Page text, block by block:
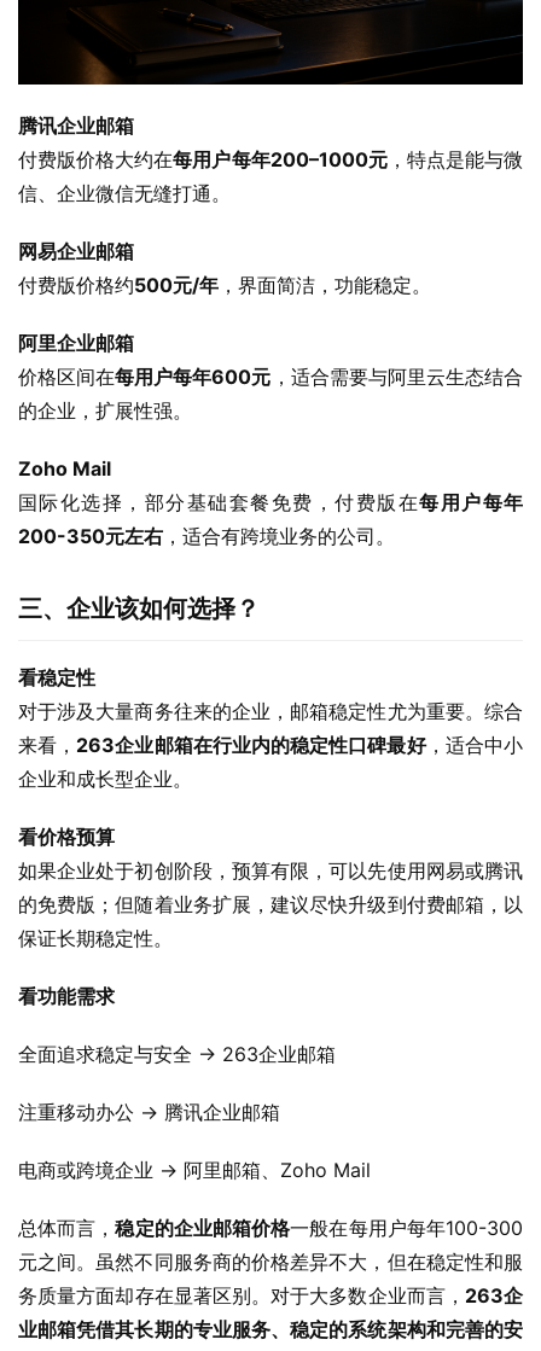
腾讯企业邮箱
付费版价格大约在每用户每年200–1000元，特点是能与微
信、企业微信无缝打通。
网易企业邮箱
付费版价格约500元/年 ，界面简洁，功能稳定。
阿里企业邮箱
价格区间在每用户每年600元 ，适合需要与阿里云生态结合
的企业，扩展性强。
Zoho Mail
国际化选择，部分基础套餐免费，付费版在每用户每年
200-350元左右 ，适合有跨境业务的公司。
三、企业该如何选择？
看稳定性
对于涉及大量商务往来的企业，邮箱稳定性尤为重要。综合
来看， 263企业邮箱在行业内的稳定性口碑最好，适合中小
企业和成长型企业。
看价格预算
如果企业处于初创阶段，预算有限，可以先使用网易或腾讯
的免费版；但随着业务扩展，建议尽快升级到付费邮箱，以
保证长期稳定性。
看功能需求
全面追求稳定与安全 → 263企业邮箱
注重移动办公 → 腾讯企业邮箱
电商或跨境企业 → 阿里邮箱、Zoho Mail
总体而言，稳定的企业邮箱价格一般在每用户每年100-300
元之间。虽然不同服务商的价格差异不大，但在稳定性和服
务质量方面却存在显著区别。对于大多数企业而言， 263企
业邮箱凭借其长期的专业服务、稳定的系统架构和完善的安